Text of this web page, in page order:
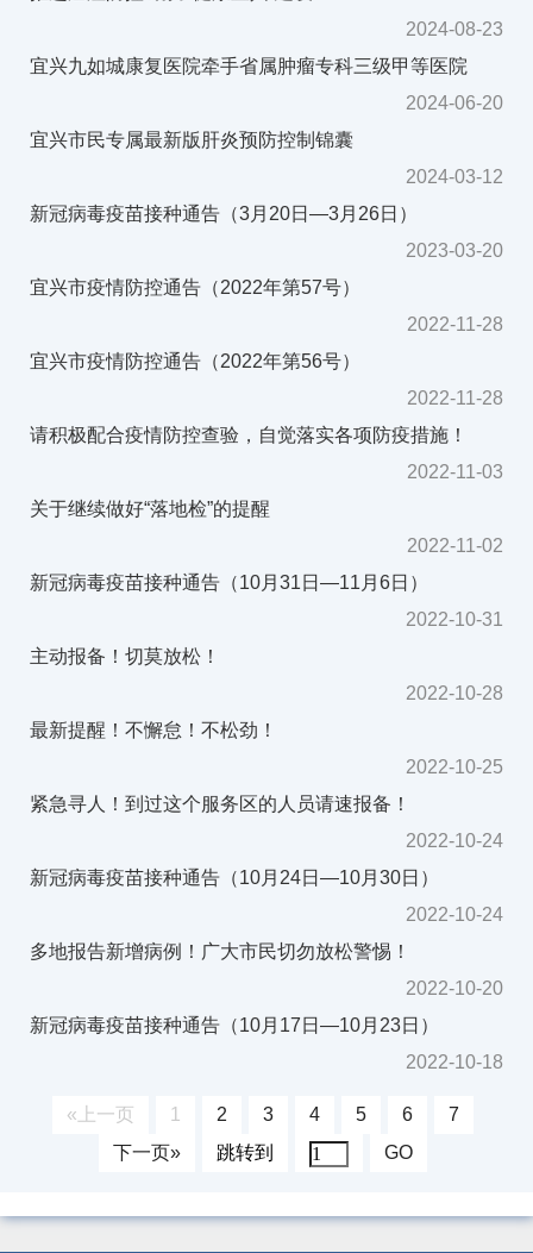
2024-08-23
宜兴九如城康复医院牵手省属肿瘤专科三级甲等医院
2024-06-20
宜兴市民专属最新版肝炎预防控制锦囊
2024-03-12
新冠病毒疫苗接种通告（3月20日—3月26日）
2023-03-20
宜兴市疫情防控通告（2022年第57号）
2022-11-28
宜兴市疫情防控通告（2022年第56号）
2022-11-28
请积极配合疫情防控查验，自觉落实各项防疫措施！
2022-11-03
关于继续做好“落地检”的提醒
2022-11-02
新冠病毒疫苗接种通告（10月31日—11月6日）
2022-10-31
主动报备！切莫放松！
2022-10-28
最新提醒！不懈怠！不松劲！
2022-10-25
紧急寻人！到过这个服务区的人员请速报备！
2022-10-24
新冠病毒疫苗接种通告（10月24日—10月30日）
2022-10-24
多地报告新增病例！广大市民切勿放松警惕！
2022-10-20
新冠病毒疫苗接种通告（10月17日—10月23日）
2022-10-18
«上一页 1 2 3 4 5 6
7
下一页»
跳转到 GO